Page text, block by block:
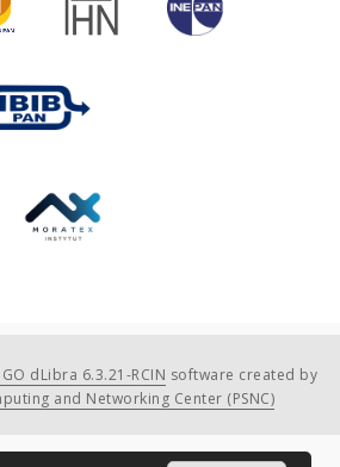
dLibra 6.3.21-RCIN software created by
and Networking Center (PSNC)